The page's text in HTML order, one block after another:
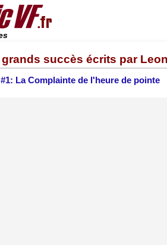
succès écrits par
#1: La Complainte de l'heure de pointe